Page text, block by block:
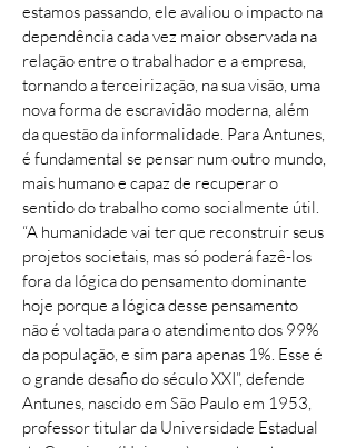
estamos passando, ele avaliou o impacto na
dependência cada vez maior observada na
relação entre o trabalhador e a empresa,
tornando a terceirização, na sua visão, uma
nova forma de escravidão moderna, além
da questão da informalidade. Para Antunes,
é fundamental se pensar num outro mundo,
mais humano e capaz de recuperar o
sentido do trabalho como socialmente útil.
“A humanidade vai ter que reconstruir seus
projetos societais, mas só poderá fazê-los
fora da lógica do pensamento dominante
hoje porque a lógica desse pensamento
não é voltada para o atendimento dos 99%
da população, e sim para apenas 1%. Esse é
o grande desafio do século XXI”, defende
Antunes, nascido em São Paulo em 1953,
professor titular da Universidade Estadual